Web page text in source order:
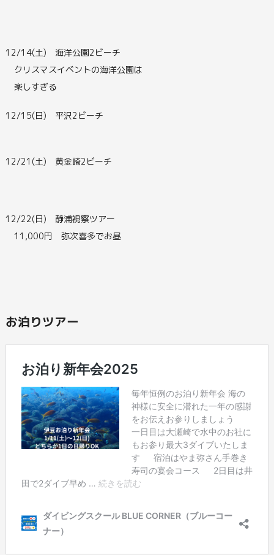
12/14(土) 海洋公園2ビーチ
クリスマスイベントの海洋公園は
楽しすぎる
12/15(日) 平沢2ビーチ
12/21(土) 黄金崎2ビーチ
12/22(日) 静浦視察ツアー
11,000円 弥次喜多でお昼
お泊りツアー